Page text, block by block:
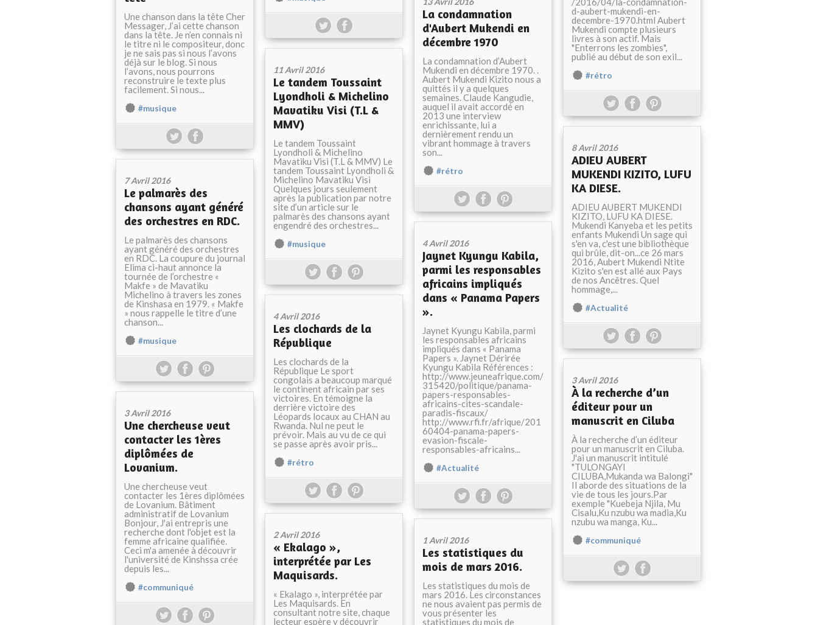
d-aubert-mukendi-en-
decembre-1970.html Aubert
Mukendi compte plusieurs
livres à son actif. Mais
"Enterrons les zombies",
publié au début de son exil...
#rétro
Une chanson dans la tête Cher
Messager, J’ai cette chanson
dans la tête. Je n’en connais ni
le titre ni le compositeur, donc
je ne sais pas si nous l’avons
déjà sur le blog. Si nous
l’avons, nous pourrons
reconstruire le texte plus
facilement. Si nous...
#musique
La condamnation
d'Aubert Mukendi en
décembre 1970
La condamnation d’Aubert
Mukendi en décembre 1970. .
Aubert Mukendi Kizito nous a
quittés il y a quelques
semaines. Claude Kangudie,
auquel il avait accordé en
2013 une interview
enrichissante, lui a
dernièrement rendu un
vibrant hommage à travers
son...
#rétro
11 Avril 2016
Le tandem Toussaint
Lyondholi & Michelino
Mavatiku Visi (T.L &
MMV)
Le tandem Toussaint
Lyondholi & Michelino
Mavatiku Visi (T.L & MMV) Le
tandem Toussaint Lyondholi &
Michelino Mavatiku Visi
Quelques jours seulement
après la publication par notre
site d’un article sur le
palmarès des chansons ayant
engendré des orchestres...
#musique
8 Avril 2016
ADIEU AUBERT
MUKENDI KIZITO, LUFU
KA DIESE.
ADIEU AUBERT MUKENDI
KIZITO, LUFU KA DIESE.
Mukendi Kanyeba et les petits
enfants Mukendi Un sage qui
s'en va, c'est une bibliothèque
qui brûle, dit-on...ce 26 mars
2016, Aubert Mukendi Ntite
Kizito s'en est allé aux Pays
de nos Ancêtres. Quel
hommage,...
#Actualité
7 Avril 2016
Le palmarès des
chansons ayant généré
des orchestres en RDC.
Le palmarès des chansons
ayant généré des orchestres
en RDC. La coupure du journal
Elima ci-haut annonce la
tournée de l’orchestre «
Makfe » de Mavatiku
Michelino à travers les zones
de Kinshasa en 1979. « Makfe
» nous rappelle le titre d’une
chanson...
#musique
4 Avril 2016
Jaynet Kyungu Kabila,
parmi les responsables
africains impliqués
dans « Panama Papers
».
Jaynet Kyungu Kabila, parmi
les responsables africains
impliqués dans « Panama
Papers ». Jaynet Dérirée
Kyungu Kabila Références :
http://www.jeuneafrique.com/
315420/politique/panama-
papers-responsables-
africains-cites-scandale-
paradis-fiscaux/
http://www.rfi.fr/afrique/201
60404-panama-papers-
evasion-fiscale-
responsables-africains...
#Actualité
4 Avril 2016
Les clochards de la
République
Les clochards de la
République Le sport
congolais a beaucoup marqué
le continent africain par ses
victoires. En témoigne la
derrière victoire des
Léopards locaux au CHAN au
Rwanda. Nul ne peut le
prévoir. Mais au vu de ce qui
se passe après avoir pris...
#rétro
3 Avril 2016
À la recherche d’un
éditeur pour un
manuscrit en Ciluba
À la recherche d’un éditeur
pour un manuscrit en Ciluba.
J'ai un manuscrit intitulé
"TULONGAYI
CILUBA,Mukanda wa Balongi"
Il aborde des situations de la
vie de tous les jours.Par
exemple "Kuebeja Njila, Mu
Cisalu,Ku nzubu wa madia,Ku
nzubu wa manga, Ku...
#communiqué
3 Avril 2016
Une chercheuse veut
contacter les 1ères
diplômées de
Lovanium.
Une chercheuse veut
contacter les 1ères diplômées
de Lovanium. Bâtiment
administratif de Lovanium
Bonjour, J'ai entrepris une
recherche dont l'objet est la
femme africaine qualifiée.
Ceci m'a amenée à découvrir
l'université de Kinshssa crée
depuis les...
#communiqué
2 Avril 2016
« Ekalago »,
interprétée par Les
Maquisards.
« Ekalago », interprétée par
Les Maquisards. En
consultant notre site, chaque
lecteur espère y découvrir
1 Avril 2016
Les statistiques du
mois de mars 2016.
Les statistiques du mois de
mars 2016. Les circonstances
ne nous avaient pas permis de
vous présenter les
statistiques du mois de